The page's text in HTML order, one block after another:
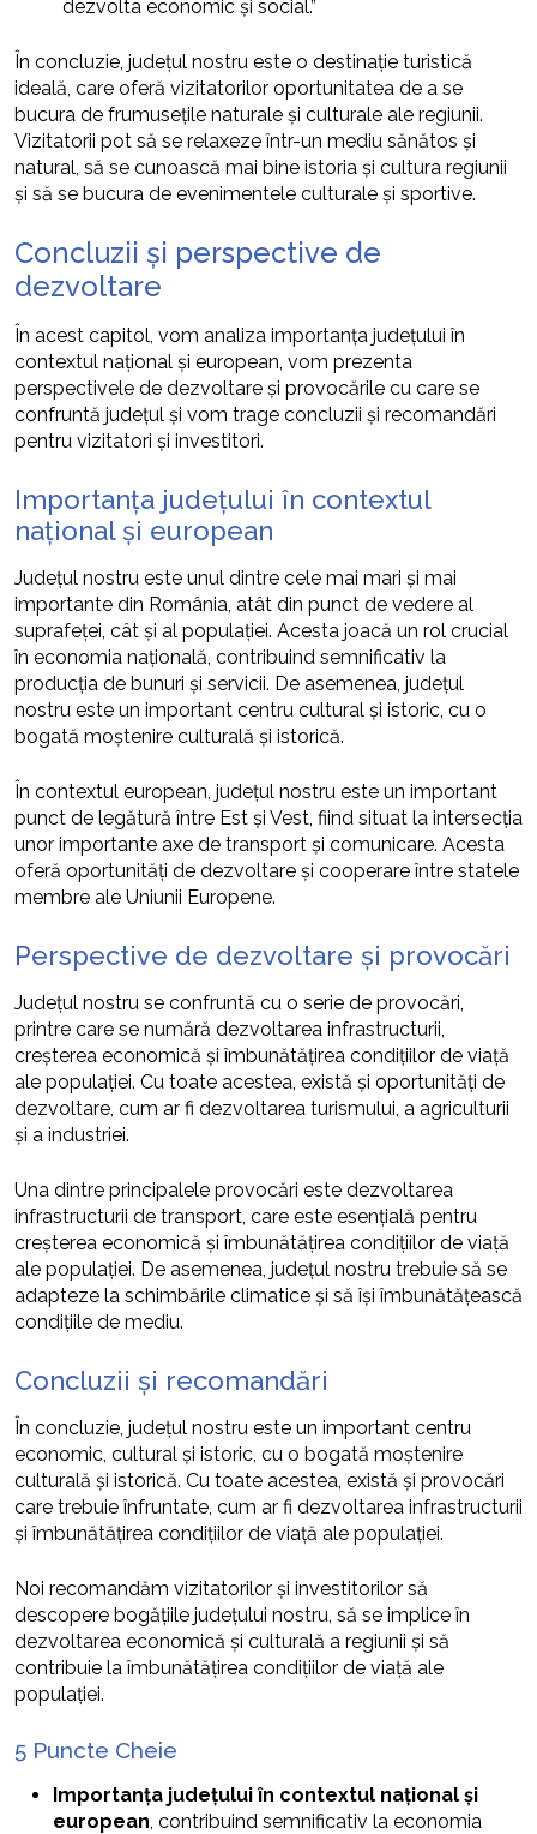
dezvolta economic și social.”
În concluzie, județul nostru este o destinație turistică
ideală, care oferă vizitatorilor oportunitatea de a se
bucura de frumusețile naturale și culturale ale regiunii.
Vizitatorii pot să se relaxeze într-un mediu sănătos și
natural, să se cunoască mai bine istoria și cultura regiunii
și să se bucura de evenimentele culturale și sportive.
Concluzii și perspective de
dezvoltare
În acest capitol, vom analiza importanța județului în
contextul național și european, vom prezenta
perspectivele de dezvoltare și provocările cu care se
confruntă județul și vom trage concluzii și recomandări
pentru vizitatori și investitori.
Importanța județului în contextul
național și european
Județul nostru este unul dintre cele mai mari și mai
importante din România, atât din punct de vedere al
suprafeței, cât și al populației. Acesta joacă un rol crucial
în economia națională, contribuind semnificativ la
producția de bunuri și servicii. De asemenea, județul
nostru este un important centru cultural și istoric, cu o
bogată moștenire culturală și istorică.
În contextul european, județul nostru este un important
punct de legătură între Est și Vest, fiind situat la intersecția
unor importante axe de transport și comunicare. Acesta
oferă oportunități de dezvoltare și cooperare între statele
membre ale Uniunii Europene.
Perspective de dezvoltare și provocări
Județul nostru se confruntă cu o serie de provocări,
printre care se numără dezvoltarea infrastructurii,
creșterea economică și îmbunătățirea condițiilor de viață
ale populației. Cu toate acestea, există și oportunități de
dezvoltare, cum ar fi dezvoltarea turismului, a agriculturii
și a industriei.
Una dintre principalele provocări este dezvoltarea
infrastructurii de transport, care este esențială pentru
creșterea economică și îmbunătățirea condițiilor de viață
ale populației. De asemenea, județul nostru trebuie să se
adapteze la schimbările climatice și să își îmbunătățească
condițiile de mediu.
Concluzii și recomandări
În concluzie, județul nostru este un important centru
economic, cultural și istoric, cu o bogată moștenire
culturală și istorică. Cu toate acestea, există și provocări
care trebuie înfruntate, cum ar fi dezvoltarea infrastructurii
și îmbunătățirea condițiilor de viață ale populației.
Noi recomandăm vizitatorilor și investitorilor să
descopere bogățiile județului nostru, să se implice în
dezvoltarea economică și culturală a regiunii și să
contribuie la îmbunătățirea condițiilor de viață ale
populației.
5 Puncte Cheie
Importanța județului în contextul național și
european, contribuind semnificativ la economia